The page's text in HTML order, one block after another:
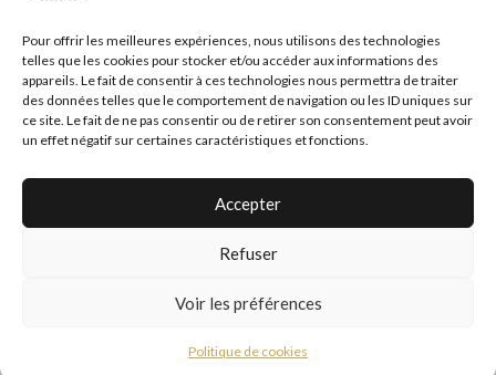
Pour offrir les meilleures expériences, nous utilisons des technologies
telles que les cookies pour stocker et/ou accéder aux informations des
appareils. Le fait de consentir à ces technologies nous permettra de traiter
des données telles que le comportement de navigation ou les ID uniques sur
ce site. Le fait de ne pas consentir ou de retirer son consentement peut avoir
un effet négatif sur certaines caractéristiques et fonctions.
Accepter
Refuser
Voir les préférences
Politique de cookies
maisonscreoles.immo@gmail.com
© 2026 – All Right Reserved. Designed and Developed by